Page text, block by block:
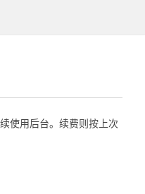
使用后台。续费则按上次